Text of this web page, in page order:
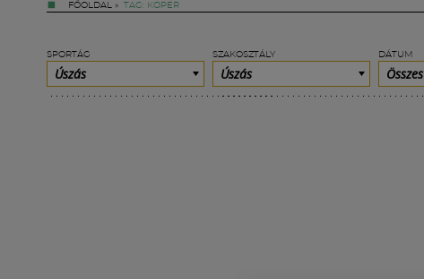
FŐOLDAL » TAG: KOPER
SPORTÁG
Úszás
SZAKOSZTÁLY
Úszás
DÁTUM
Összes